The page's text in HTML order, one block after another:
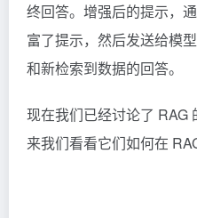
终回答。增强后的提示，
富了提示，然后发送给模
和新检索到数据的回答。
现在我们已经讨论了 RAG
来我们看看它们如何在